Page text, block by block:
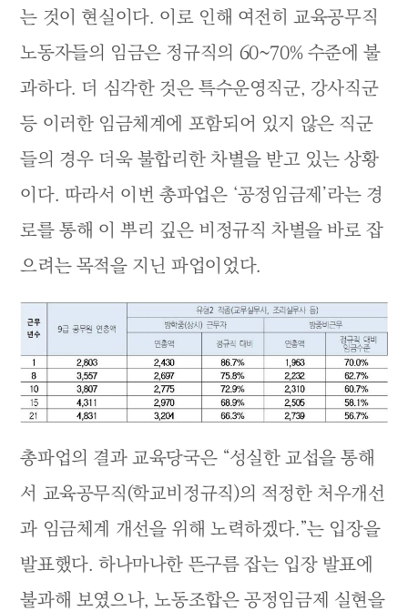
는 것이 현실이다. 이로 인해 여전히 교육공무직
노동자들의 임금은 정규직의 60~70% 수준에 불
과하다. 더 심각한 것은 특수운영직군, 강사직군
등 이러한 임금체계에 포함되어 있지 않은 직군
들의 경우 더욱 불합리한 차별을 받고 있는 상황
이다. 따라서 이번 총파업은 ‘공정임금제’라는 경
로를 통해 이 뿌리 깊은 비정규직 차별을 바로 잡
으려는 목적을 지닌 파업이었다.
총파업의 결과 교육당국은 “성실한 교섭을 통해
서 교육공무직(학교비정규직)의 적정한 처우개선
과 임금체계 개선을 위해 노력하겠다.”는 입장을
발표했다. 하나마나한 뜬구름 잡는 입장 발표에
불과해 보였으나, 노동조합은 공정임금제 실현을